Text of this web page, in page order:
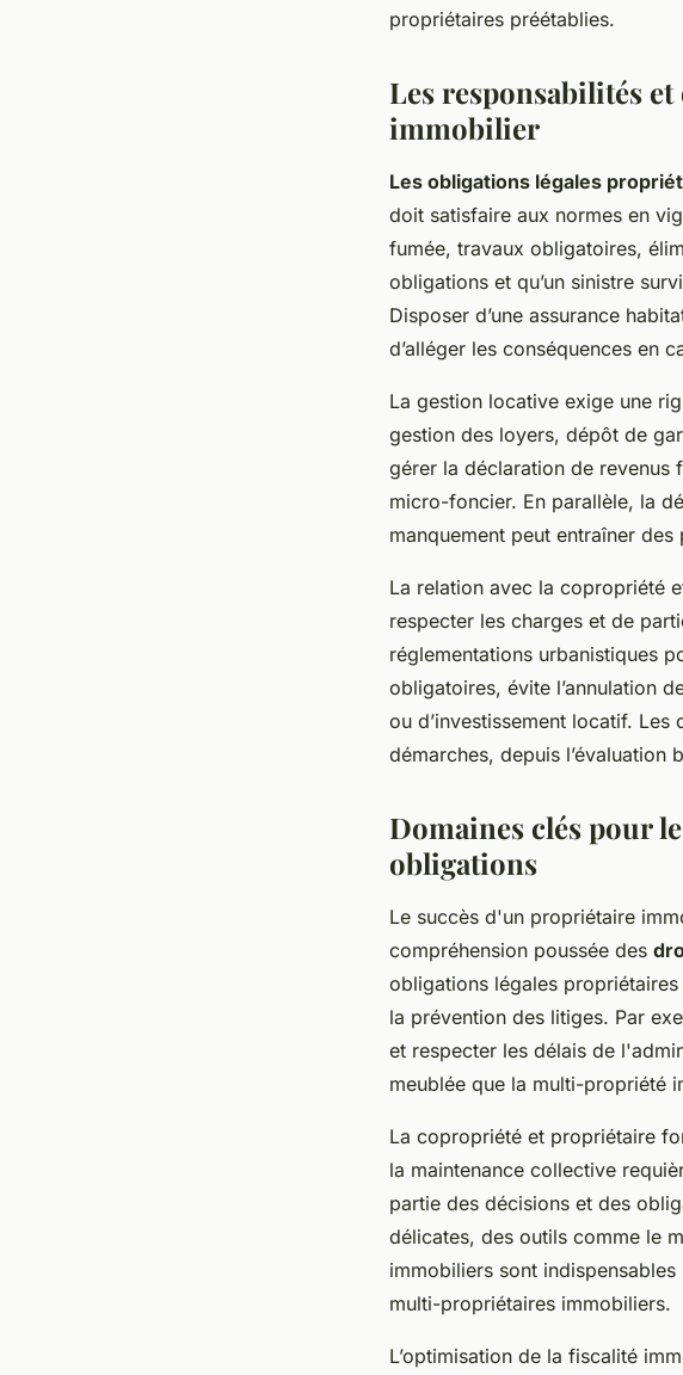
propriétaires préétablies.
Les responsabilités
immobilier
Les obligations légales
doit satisfaire aux normes en
fumée, travaux obligatoires,
obligations et qu’un sinistre
Disposer d’une assurance
d’alléger les conséquences en
La gestion locative exige une
gestion des loyers, dépôt de
gérer la déclaration de revenus
micro-foncier. En parallèle, la
manquement peut entraîner des
La relation avec la copropriété
respecter les charges et de
réglementations urbanistiques
obligatoires, évite l’annulation
ou d’investissement locatif.
démarches, depuis l’évaluation
Domaines clés pour
obligations
Le succès d'un propriétaire
compréhension poussée des
obligations légales
la prévention des litiges. Par
et respecter les délais de
meublée que la multi-propriété
La copropriété et propriétaire
la maintenance collective
partie des décisions et des
délicates, des outils comme le
immobiliers sont
multi-propriétaires immobiliers.
L’optimisation de la fiscalité